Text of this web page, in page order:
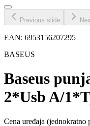
Previous slide
EAN: 6953156207295
BASEUS
Baseus
2*Usb A/
Cena uređaja (jednokratno